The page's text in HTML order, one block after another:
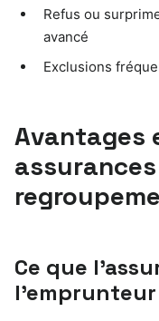
Refus ou
avancé
Exclusions
Avantages
Ce que
l’emprunteur